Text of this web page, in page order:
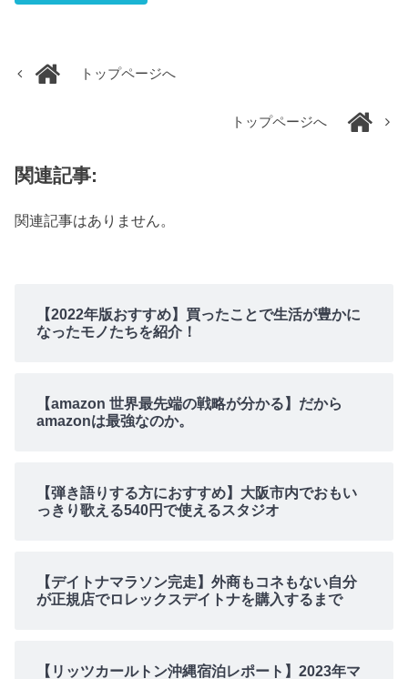
トップページへ
トップページへ
関連記事:
関連記事はありません。
【2022年版おすすめ】買ったことで生活が豊かに
なったモノたちを紹介！
【amazon 世界最先端の戦略が分かる】だから
amazonは最強なのか。
【弾き語りする方におすすめ】大阪市内でおもい
っきり歌える540円で使えるスタジオ
【デイトナマラソン完走】外商もコネもない自分
が正規店でロレックスデイトナを購入するまで
【リッツカールトン沖縄宿泊レポート】2023年マ